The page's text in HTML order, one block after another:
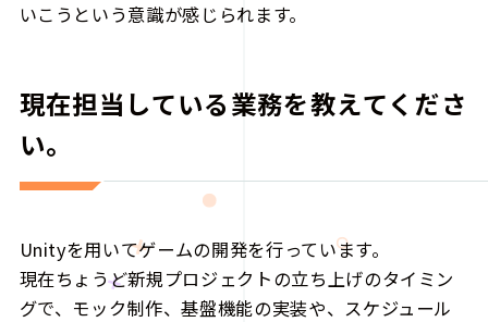
いこうという意識が感じられます。
現在担当している業務を教えてくださ
い。
Unityを用いてゲームの開発を行っています。
現在ちょうど新規プロジェクトの立ち上げのタイミン
グで、モック制作、基盤機能の実装や、スケジュール